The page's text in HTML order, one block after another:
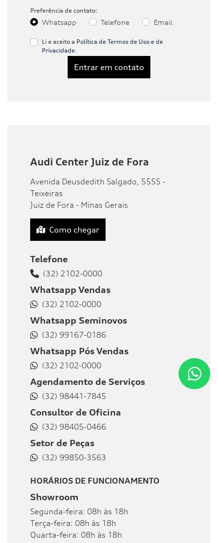
Preferência de contato:
Whatsapp Telefone Email
Li e aceito a Política de Termos de Uso e de
Privacidade.
Entrar em contato
Audi Center Juiz de Fora
Avenida Deusdedith Salgado, 5555 -
Teixeiras
Juiz de Fora - Minas Gerais
Como chegar
Telefone
(32) 2102-0000
Whatsapp Vendas
(32) 2102-0000
Whatsapp Seminovos
(32) 99167-0186
Whatsapp Pós Vendas
(32) 2102-0000
Agendamento de Serviços
(32) 98441-7845
Consultor de Oficina
(32) 98405-0466
Setor de Peças
(32) 99850-3563
HORÁRIOS DE FUNCIONAMENTO
Showroom
Segunda-feira: 08h às 18h
Terça-feira: 08h às 18h
Quarta-feira: 08h às 18h